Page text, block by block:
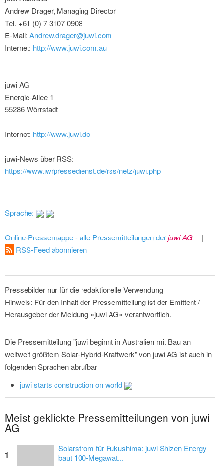
Andrew Drager, Managing Director
Tel. +61 (0) 7 3107 0908
E-Mail: Andrew.drager@juwi.com
Internet: http://www.juwi.com.au
juwi AG
Energie-Allee 1
55286 Wörrstadt
Internet: http://www.juwi.de
juwi-News über RSS:
https://www.iwrpressedienst.de/rss/netz/juwi.php
Sprache:
Online-Pressemappe - alle Pressemitteilungen derjuwi AG
|
RSS-Feed abonnieren
Pressebilder nur für die redaktionelle Verwendung
Hinweis: Für den Inhalt der Pressemitteilung ist der Emittent /
Herausgeber der Meldung »juwi AG« verantwortlich.
Die Pressemitteilung "juwi beginnt in Australien mit Bau an
weltweit größtem Solar-Hybrid-Kraftwerk" von juwi AG ist auch in
folgenden Sprachen abrufbar
juwi starts construction on world
Meist geklickte Pressemitteilungen von juwi
AG
1
Solarstrom für Fukushima: juwi Shizen Energy
baut 100-Megawat...